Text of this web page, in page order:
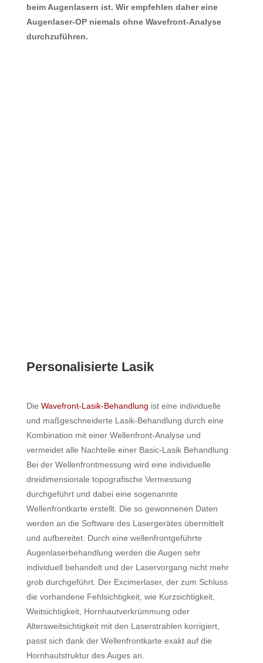
beim Augenlasern ist. Wir empfehlen daher eine
Augenlaser-OP niemals ohne Wavefront-Analyse
durchzuführen.
Personalisierte Lasik
Die Wavefront-Lasik-Behandlung ist eine individuelle
und maßgeschneiderte Lasik-Behandlung durch eine
Kombination mit einer Wellenfront-Analyse und
vermeidet alle Nachteile einer Basic-Lasik Behandlung.
Bei der Wellenfrontmessung wird eine individuelle
dreidimensionale topografische Vermessung
durchgeführt und dabei eine sogenannte
Wellenfrontkarte erstellt. Die so gewonnenen Daten
werden an die Software des Lasergerätes übermittelt
und aufbereitet. Durch eine wellenfrontgeführte
Augenlaserbehandlung werden die Augen sehr
individuell behandelt und der Laservorgang nicht mehr
grob durchgeführt. Der Excimerlaser, der zum Schluss
die vorhandene Fehlsichtigkeit, wie Kurzsichtigkeit,
Weitsichtigkeit, Hornhautverkrümmung oder
Altersweitsichtigkeit mit den Laserstrahlen korrigiert,
passt sich dank der Wellenfrontkarte exakt auf die
Hornhautstruktur des Auges an.